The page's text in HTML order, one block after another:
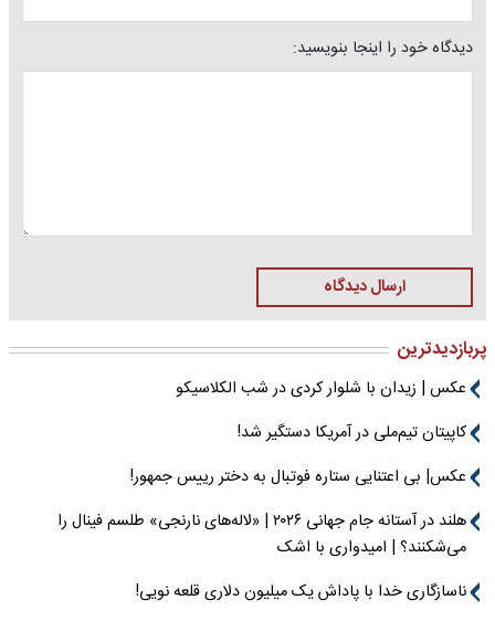
دیدگاه خود را اینجا بنویسید:
ارسال دیدگاه
پربازدیدترین
عکس | زیدان با شلوار کردی در شب الکلاسیکو
کاپیتان تیم‌ملی در آمریکا دستگیر شد!
عکس| بی اعتنایی ستاره فوتبال به دختر رییس جمهور!
هلند در آستانه جام جهانی ۲۰۲۶ | «لاله‌های نارنجی» طلسم فینال را
می‌شکنند؟ | امیدواری با اشک
ناسازگاری خدا با پاداش یک میلیون دلاری قلعه نویی!